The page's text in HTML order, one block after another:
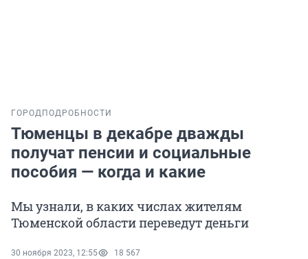
ГОРОД ПОДРОБНОСТИ
Тюменцы в декабре дважды
получат пенсии и социальные
пособия — когда и какие
Мы узнали, в каких числах жителям
Тюменской области переведут деньги
30 ноября 2023, 12:55 18 567